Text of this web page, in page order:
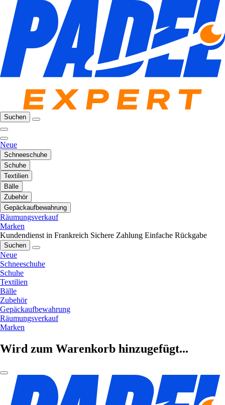
Suchen
Neue
Schneeschuhe
Schuhe
Textilien
Bälle
Zubehör
Gepäckaufbewahrung
Räumungsverkauf
Marken
Kundendienst in Frankreich Sichere Zahlung Einfache Rückgabe
Suchen
Neue
Schneeschuhe
Schuhe
Textilien
Bälle
Zubehör
Gepäckaufbewahrung
Räumungsverkauf
Marken
Wird zum Warenkorb hinzugefügt...